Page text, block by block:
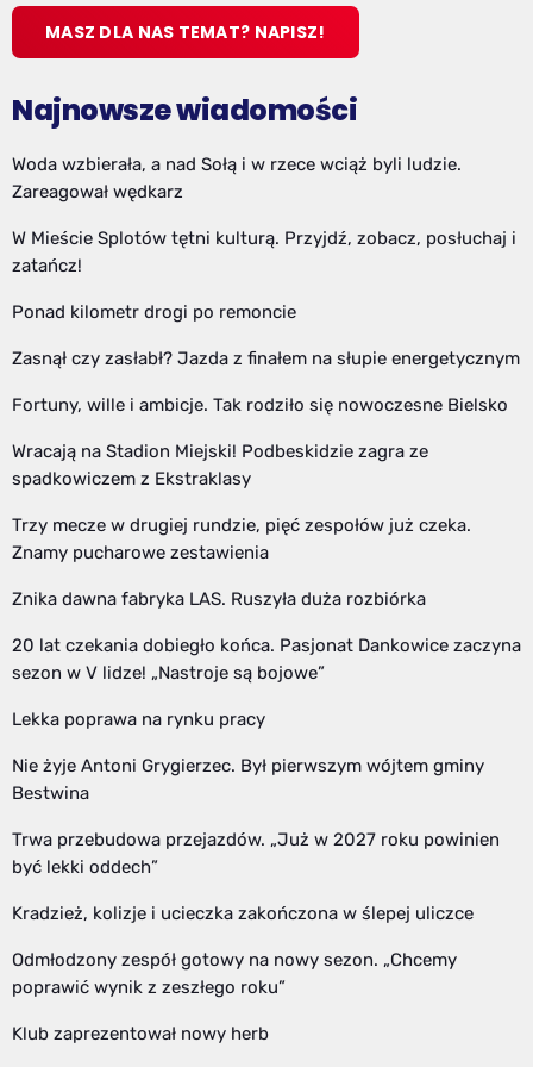
MASZ DLA NAS TEMAT? NAPISZ!
Najnowsze wiadomości
Woda wzbierała, a nad Sołą i w rzece wciąż byli ludzie.
Zareagował wędkarz
W Mieście Splotów tętni kulturą. Przyjdź, zobacz, posłuchaj i
zatańcz!
Ponad kilometr drogi po remoncie
Zasnął czy zasłabł? Jazda z finałem na słupie energetycznym
Fortuny, wille i ambicje. Tak rodziło się nowoczesne Bielsko
Wracają na Stadion Miejski! Podbeskidzie zagra ze
spadkowiczem z Ekstraklasy
Trzy mecze w drugiej rundzie, pięć zespołów już czeka.
Znamy pucharowe zestawienia
Znika dawna fabryka LAS. Ruszyła duża rozbiórka
20 lat czekania dobiegło końca. Pasjonat Dankowice zaczyna
sezon w V lidze! „Nastroje są bojowe”
Lekka poprawa na rynku pracy
Nie żyje Antoni Grygierzec. Był pierwszym wójtem gminy
Bestwina
Trwa przebudowa przejazdów. „Już w 2027 roku powinien
być lekki oddech”
Kradzież, kolizje i ucieczka zakończona w ślepej uliczce
Odmłodzony zespół gotowy na nowy sezon. „Chcemy
poprawić wynik z zeszłego roku”
Klub zaprezentował nowy herb